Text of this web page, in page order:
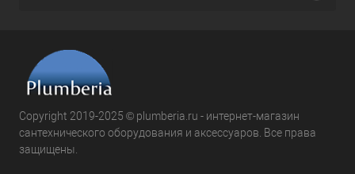
Copyright 2019-2025 © plumberia.ru - интернет-магазин
сантехнического оборудования и аксессуаров. Все права
защищены.